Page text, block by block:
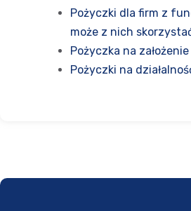
Pożyczki dla firm z
może z nich
Pożyczka na
Pożyczki na